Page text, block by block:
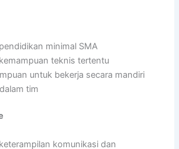
minimal SMA
teknis tertentu
untuk bekerja secara mandiri
tim
komunikasi dan